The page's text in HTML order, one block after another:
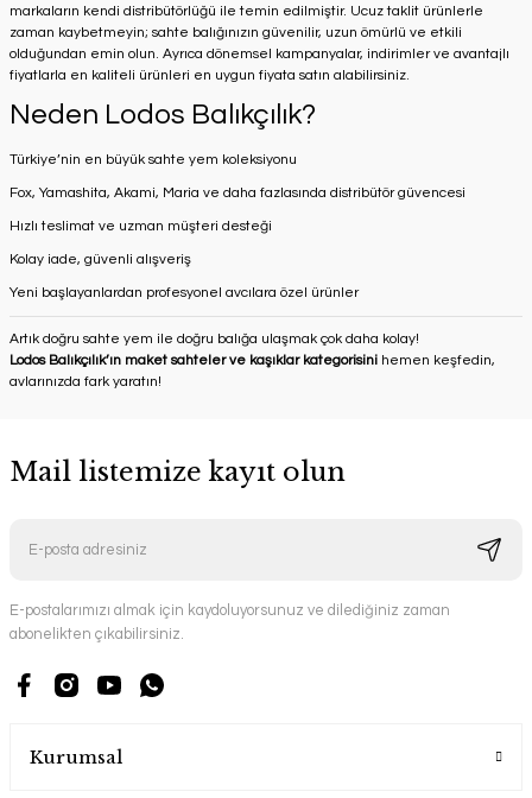
markaların kendi distribütörlüğü ile temin edilmiştir. Ucuz taklit ürünlerle
zaman kaybetmeyin; sahte balığınızın güvenilir, uzun ömürlü ve etkili
olduğundan emin olun. Ayrıca dönemsel kampanyalar, indirimler ve avantajlı
fiyatlarla en kaliteli ürünleri en uygun fiyata satın alabilirsiniz.
Neden Lodos Balıkçılık?
Türkiye’nin en büyük sahte yem koleksiyonu
Fox, Yamashita, Akami, Maria ve daha fazlasında distribütör güvencesi
Hızlı teslimat ve uzman müşteri desteği
Kolay iade, güvenli alışveriş
Yeni başlayanlardan profesyonel avcılara özel ürünler
Artık doğru sahte yem ile doğru balığa ulaşmak çok daha kolay!
Lodos Balıkçılık’ın maket sahteler ve kaşıklar kategorisini hemen keşfedin,
avlarınızda fark yaratın!
Mail listemize kayıt olun
E-postalarımızı almak için kaydoluyorsunuz ve dilediğiniz zaman
abonelikten çıkabilirsiniz.
Kurumsal